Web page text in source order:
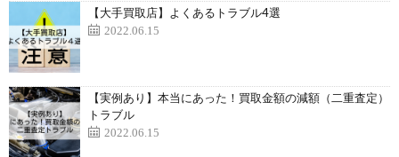
【大手買取店】よくあるトラブル4選
2022.06.15
【実例あり】本当にあった！買取金額の減額（二重査定）
トラブル
2022.06.15